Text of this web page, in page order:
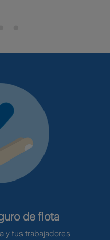
de flota
y tus trabajadores